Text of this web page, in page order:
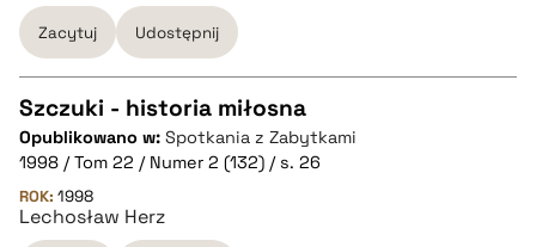
BIBTEX
pobierz cytat
Zacytuj Udostępnij
CZYSTY TEKST
pobierz cytat
Szczuki - historia miłosna
Opublikowano w: Spotkania z Zabytkami
1998 / Tom 22 / Numer 2 (132) / s. 26
ROK: 1998
Lechosław Herz